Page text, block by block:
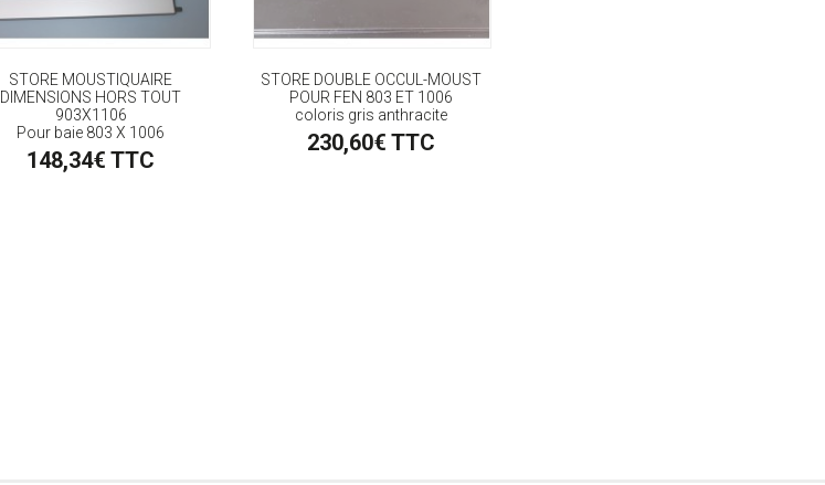
STORE MOUSTIQUAIRE
DIMENSIONS HORS TOUT
903X1106
Pour baie 803 X 1006
148,34€ TTC
STORE DOUBLE OCCUL-MOUST
POUR FEN 803 ET 1006
coloris gris anthracite
230,60€ TTC